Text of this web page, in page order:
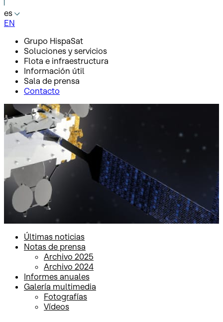
es
EN
Grupo HispaSat
Soluciones y servicios
Flota e infraestructura
Información útil
Sala de prensa
Contacto
Inicio Sala de prensa
Notas de prensa
Últimas noticias
Notas de prensa
Archivo 2025
Archivo 2024
Informes anuales
Galería multimedia
Fotografías
Vídeos